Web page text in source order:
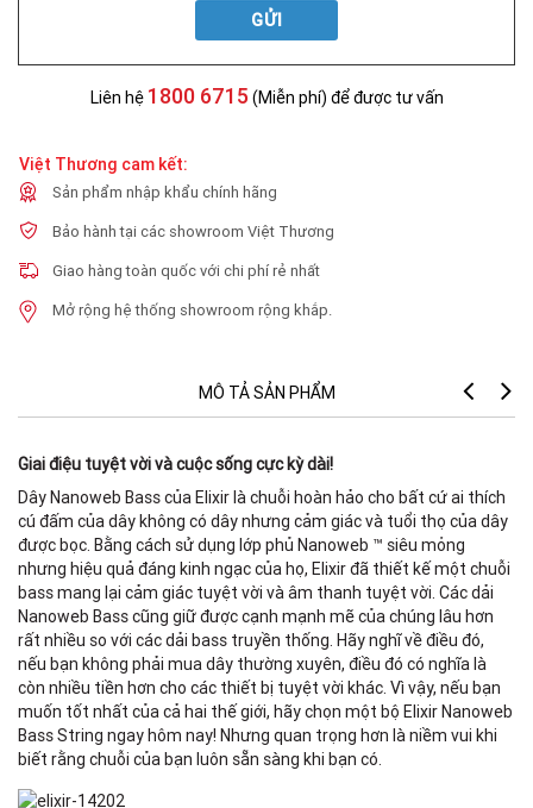
GỬI
Liên hệ 1800 6715 (Miễn phí) để được tư vấn
Việt Thương cam kết:
Sản phẩm nhập khẩu chính hãng
Bảo hành tại các showroom Việt Thương
Giao hàng toàn quốc với chi phí rẻ nhất
Mở rộng hệ thống showroom rộng khắp.
MÔ TẢ SẢN PHẨM
Giai điệu tuyệt vời và cuộc sống cực kỳ dài!
Dây Nanoweb Bass của Elixir là chuỗi hoàn hảo cho bất cứ ai thích
cú đấm của dây không có dây nhưng cảm giác và tuổi thọ của dây
được bọc. Bằng cách sử dụng lớp phủ Nanoweb ™ siêu mỏng
nhưng hiệu quả đáng kinh ngạc của họ, Elixir đã thiết kế một chuỗi
bass mang lại cảm giác tuyệt vời và âm thanh tuyệt vời. Các dải
Nanoweb Bass cũng giữ được cạnh mạnh mẽ của chúng lâu hơn
rất nhiều so với các dải bass truyền thống. Hãy nghĩ về điều đó,
nếu bạn không phải mua dây thường xuyên, điều đó có nghĩa là
còn nhiều tiền hơn cho các thiết bị tuyệt vời khác. Vì vậy, nếu bạn
muốn tốt nhất của cả hai thế giới, hãy chọn một bộ Elixir Nanoweb
Bass String ngay hôm nay! Nhưng quan trọng hơn là niềm vui khi
biết rằng chuỗi của bạn luôn sẵn sàng khi bạn có.